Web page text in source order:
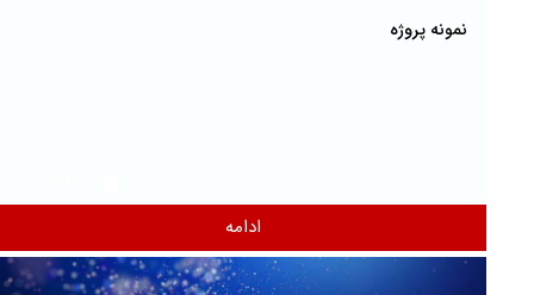
نمونه پروژه
ادامه